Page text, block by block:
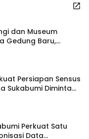
dan Museum
Gedung Baru,
Persiapan Sensus
Sukabumi Diminta
Perkuat Satu
Data